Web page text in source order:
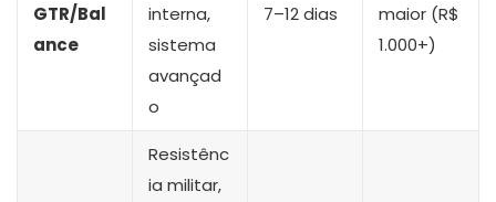
GTR/Bal
ance
interna,
sistema
avançad
o
7–12 dias
maior (R$
1.000+)
Resistênc
ia militar,